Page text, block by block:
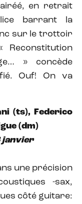
en retrait
barrant la
sur le trottoir
Reconstitution
» concède
Ouf! On va
(ts), Federico
(dm)
janvier
une précision
-sax,
côté guitare: